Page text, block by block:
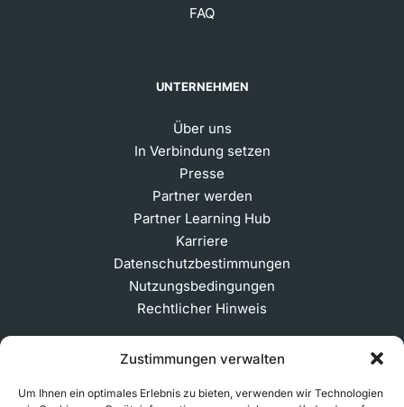
Zustimmungen verwalten
Um Ihnen ein optimales Erlebnis zu bieten, verwenden wir Technologien
FAQ
UNTERNEHMEN
Über uns
In Verbindung setzen
Presse
Partner werden
Partner Learning Hub
Karriere
Datenschutzbestimmungen
Nutzungsbedingungen
Rechtlicher Hinweis